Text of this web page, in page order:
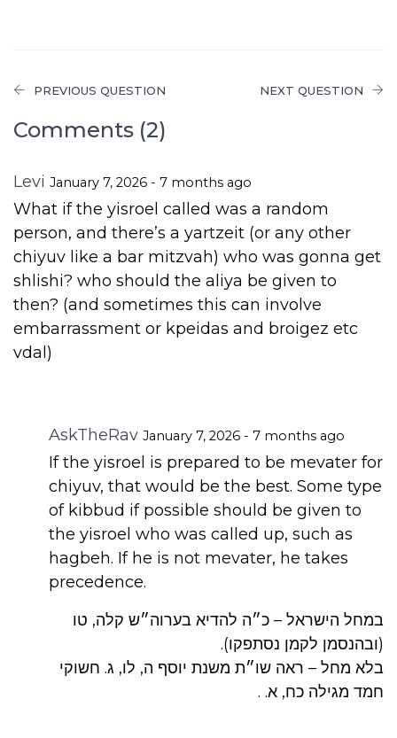
PREVIOUS QUESTION NEXT QUESTION
Comments (2)
Levi January 7, 2026 - 7 months ago
What if the yisroel called was a random
person, and there’s a yartzeit (or any other
chiyuv like a bar mitzvah) who was gonna get
shlishi? who should the aliya be given to
then? (and sometimes this can involve
embarrassment or kpeidas and broigez etc
vdal)
AskTheRav January 7, 2026 - 7 months ago
If the yisroel is prepared to be mevater for
chiyuv, that would be the best. Some type
of kibbud if possible should be given to
the yisroel who was called up, such as
hagbeh. If he is not mevater, he takes
precedence.
במחל הישראל – כ״ה להדיא בערוה״ש קלה, טו
(ובהנסמן לקמן נסתפקו).
בלא מחל – ראה שו״ת משנת יוסף ה, לו, ג. חשוקי
חמד מגילה כח, א. .